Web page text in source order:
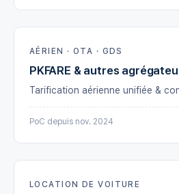
AÉRIEN · OTA · GDS
PKFARE & autres
Tarification aérienne unifiée &
PoC depuis nov. 2024
LOCATION DE VOITURE